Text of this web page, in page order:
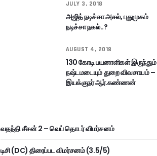
JULY 3, 2018
அஜித் நடிச்சா அசல், புதுமுகம்
நடிச்சா நகல்..?
AUGUST 4, 2018
130 கோடி பயனாளிகள் இருந்தும்
நஷ்டமடையும் துறை விவசாயம் –
இயக்குநர் ஆர்.கண்ணன்
வதந்தி சீசன் 2 – வெப் தொடர் விமர்சனம்
டிசி (DC) திரைப்பட விமர்சனம் (3.5/5)